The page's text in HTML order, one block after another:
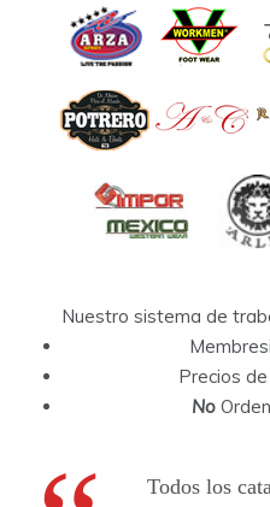
Nuestro sistema de
Precios
No
Todos los